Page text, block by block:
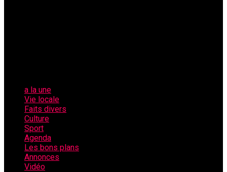
a la une
Vie locale
Faits divers
Culture
Sport
Agenda
Les bons plans
Annonces
Vidéo